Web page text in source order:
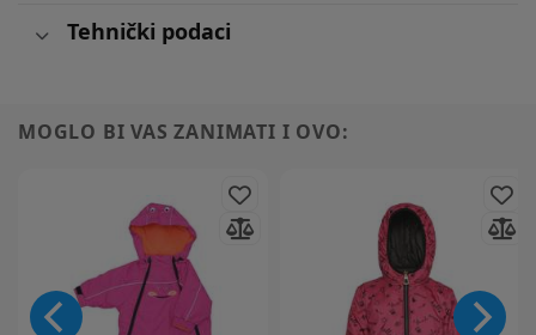
Tehnički podaci
MOGLO BI VAS ZANIMATI I OVO: